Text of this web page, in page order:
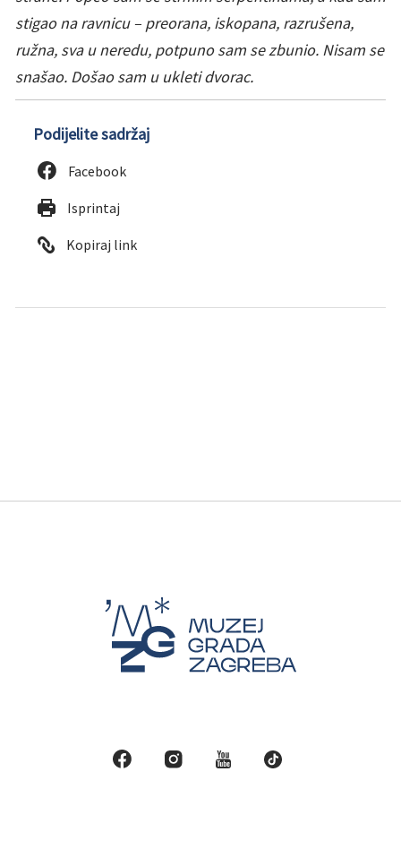
stigao na ravnicu– preorana, iskopana, razrušena,
ružna, sva u neredu, potpuno sam se zbunio. Nisam se
snašao. Došao sam u ukleti dvorac.
Podijelite sadržaj
Facebook
Isprintaj
Kopiraj link